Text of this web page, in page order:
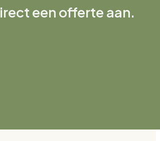
een offerte aan.